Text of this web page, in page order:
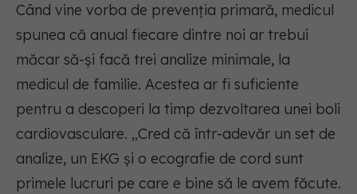
Când vine vorba de prevenția primară, medicul
spunea că anual fiecare dintre noi ar trebui
măcar să-și facă trei analize minimale, la
medicul de familie. Acestea ar fi suficiente
pentru a descoperi la timp dezvoltarea unei boli
cardiovasculare. „Cred că într-adevăr un set de
analize, un EKG și o ecografie de cord sunt
primele lucruri pe care e bine să le avem făcute.